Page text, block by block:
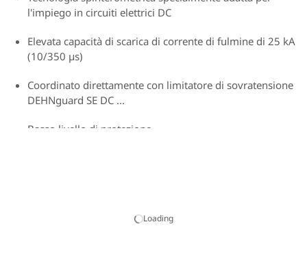
Loading
l'impiego in circuiti elettrici DC
Elevata capacità di scarica di corrente di fulmine di 25 kA
(10/350 µs)
Coordinato direttamente con limitatore di sovratensione
DEHNguard SE DC ...
Basso livello di protezione
protezione tramite sistema di blocco e tasto di sblocco